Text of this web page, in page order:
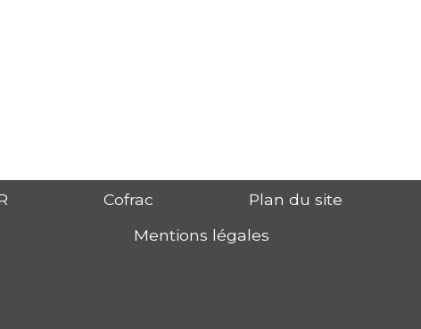
Cofrac
Plan du site
Mentions légales